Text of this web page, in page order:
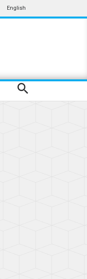
English